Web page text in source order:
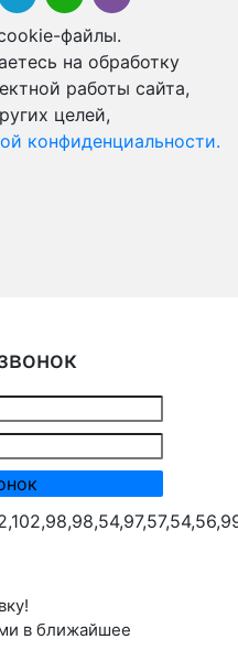
файлы.
на обработку
работы сайта,
целей,
конфиденциальности.
в ближайшее